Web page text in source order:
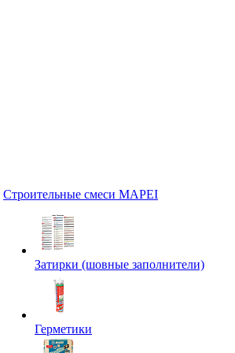
Строительные смеси MAPEI
Затирки (шовные заполнители)
Герметики